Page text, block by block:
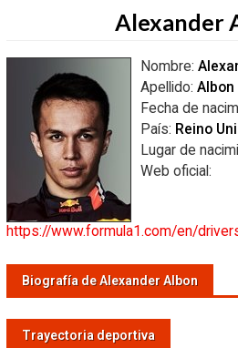
Alexander
Nombre:
Apellido: Albon
Fecha de
País: Reino
Lugar de
Web oficial:
https://www.formula1.com/en/
Biografía de Alexander Albon
Trayectoria deportiva